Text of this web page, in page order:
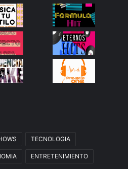
TECNOLOGIA
ENTRETENIMIENTO